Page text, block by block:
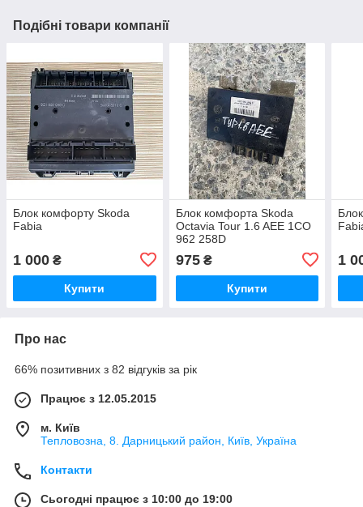
Подібні товари компанії
Блок комфорту Skoda
Fabia
1 000 ₴
Купити
Блок комфорта Skoda
Octavia Tour 1.6 AEE 1CO
962 258D
975₴
Купити
1
Про нас
66% позитивних з 82 відгуків за рік
Працює з 12.05.2015
м. Київ
Тепловозна, 8. Дарницький район, Київ, Україна
Контакти
Сьогодні працює з 10:00 до 19:00